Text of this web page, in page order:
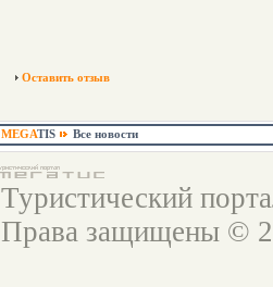
Оставить отзыв
MEGATIS Все новости
Туристический
Права защищены ©